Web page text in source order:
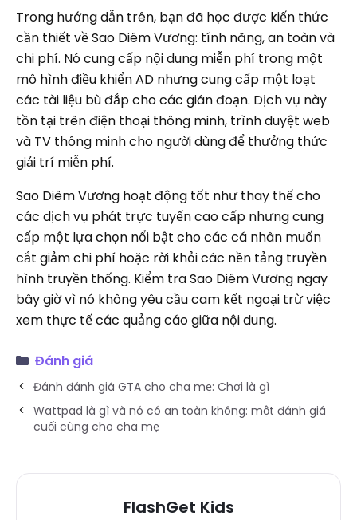
Trong hướng dẫn trên, bạn đã học được kiến ​​thức
cần thiết về Sao Diêm Vương: tính năng, an toàn và
chi phí. Nó cung cấp nội dung miễn phí trong một
mô hình điều khiển AD nhưng cung cấp một loạt
các tài liệu bù đắp cho các gián đoạn. Dịch vụ này
tồn tại trên điện thoại thông minh, trình duyệt web
và TV thông minh cho người dùng để thưởng thức
giải trí miễn phí.
Sao Diêm Vương hoạt động tốt như thay thế cho
các dịch vụ phát trực tuyến cao cấp nhưng cung
cấp một lựa chọn nổi bật cho các cá nhân muốn
cắt giảm chi phí hoặc rời khỏi các nền tảng truyền
hình truyền thống. Kiểm tra Sao Diêm Vương ngay
bây giờ vì nó không yêu cầu cam kết ngoại trừ việc
xem thực tế các quảng cáo giữa nội dung.
Đánh giá
Đánh đánh giá GTA cho cha mẹ: Chơi là gì
Wattpad là gì và nó có an toàn không: một đánh giá
cuối cùng cho cha mẹ
FlashGet Kids